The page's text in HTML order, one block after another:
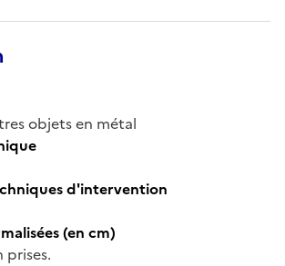
objets en métal
d'intervention
(en cm)
prises.